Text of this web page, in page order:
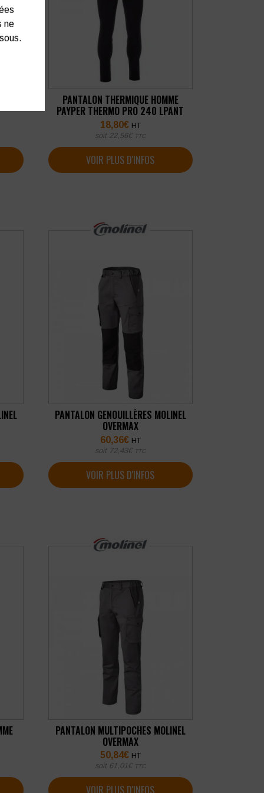
PANTALON THERMIQUE HOMME
PAYPER THERMO PRO 240 LPANT
18,80€ HT
soit 22,56€ TTC
VOIR PLUS D'INFOS
PANTALON GENOUILLÈRES MOLINEL
OVERMAX
60,36€ HT
soit 72,43€ TTC
VOIR PLUS D'INFOS
PANTALON MULTIPOCHES MOLINEL
OVERMAX
50,84€ HT
soit 61,01 € TTC
ne